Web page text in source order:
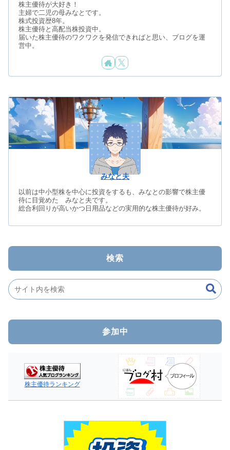
株主優待が大好き！
主婦で二児の母みなとです。
株式投資歴8年。
株主優待と高配当株投資中。
届いた株主優待のワクワクを発信できればと思い、ブログを運
営中。
みなと夫
以前は中小型株を中心に投資をするも、みなとの影響で株主優
待に目覚めた みなと夫です。
総合利回りが高いかつ日用品などの実用的な株主優待が好み。
検索
参加中
株主優待ランキング